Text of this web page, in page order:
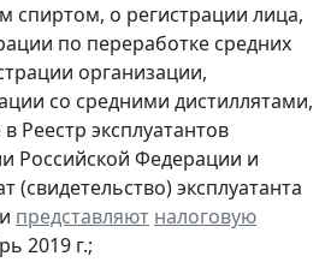
спиртом, о регистрации лица,
по переработке средних
организации,
со средними дистиллятами,
Реестр эксплуатантов
Российской Федерации и
эксплуатанта
представляют налоговую
2019 г.;